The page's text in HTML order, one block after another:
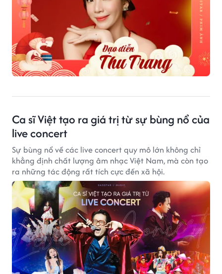
Ca sĩ Việt tạo ra giá trị từ sự bùng nổ của
live concert
Sự bùng nổ về các live concert quy mô lớn không chỉ
khẳng định chất lượng âm nhạc Việt Nam, mà còn tạo
ra những tác động rất tích cực đến xã hội.